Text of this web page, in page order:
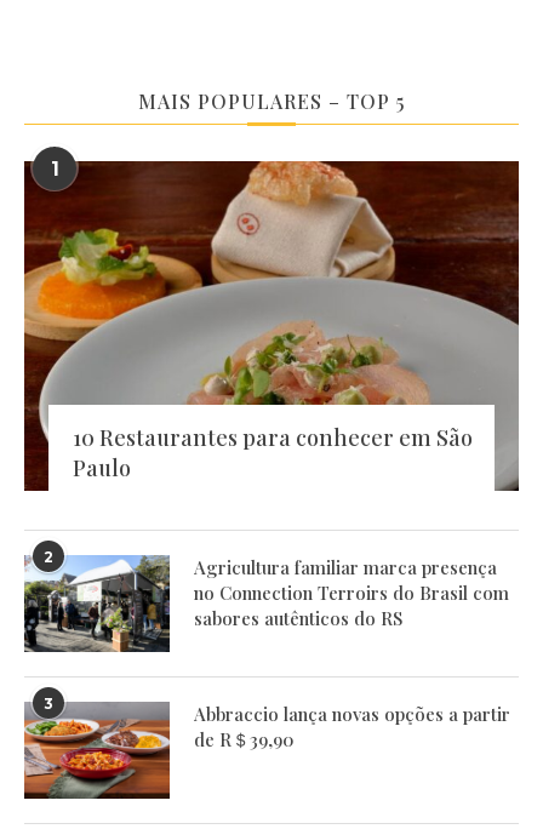
MAIS POPULARES – TOP 5
1
10 Restaurantes para conhecer em São
Paulo
2
Agricultura familiar marca presença
no Connection Terroirs do Brasil com
sabores autênticos do RS
3
Abbraccio lança novas opções a partir
de R＄39,90